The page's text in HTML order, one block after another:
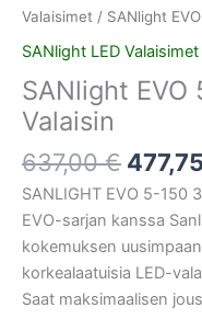
Valaisimet / SANlight
SANlight LED Valaisimet
SANlight EVO
Valaisin
637,00€ 477,75
SANLIGHT EVO 5-150
EVO-sarjan kanssa
kokemuksen
korkealaatuisia LED-
Saat maksimaalisen